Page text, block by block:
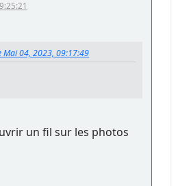
Mai 04, 2023, 09:17:49
un fil sur les photos